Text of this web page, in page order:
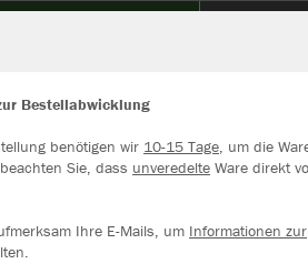
Bestellabwicklung
benötigen wir 10-15 Tage, um die
Sie, dass unveredelte Ware direkt
Ihre E-Mails, um Informationen zur
Website verbessern. Weitere
in den Einstellungen.